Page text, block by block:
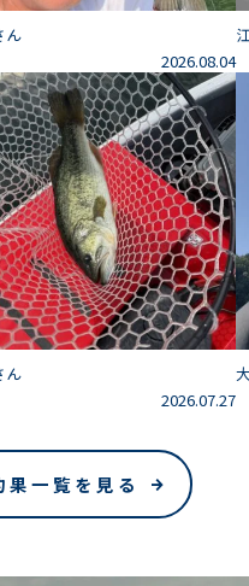
ん
2026.08.04
ん
2026.07.27
果一覧を見る